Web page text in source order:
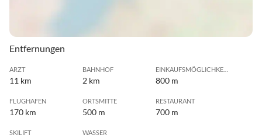
Entfernungen
ARZT
11 km
BAHNHOF
2 km
EINKAUFSMÖGLICHKEIT
800 m
FLUGHAFEN
170 km
ORTSMITTE
500 m
RESTAURANT
700 m
SKILIFT WASSER